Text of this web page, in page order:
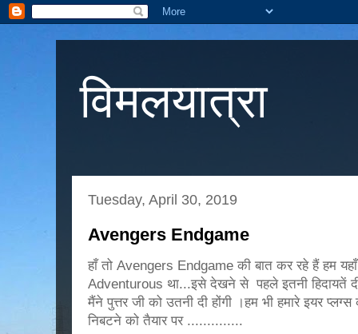
विमलयात्रा
Tuesday, April 30, 2019
Avengers Endgame
हाँ तो Avengers Endgame की बात कर रहे हैं हम
Adventurous था...इसे देखने से पहले इतनी हिदायतें
मैंने पुत्तर जी को उतनी दी होंगी ।हम भी हमारे इयर
निबटने को तैयार पर ..............